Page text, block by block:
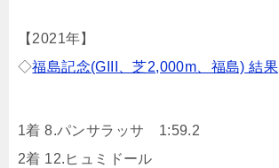
【2021年】
◇福島記念(GIII、芝2,000m、福島) 結果
1着 8.パンサラッサ 1:59.2
2着 12.ヒュミドール